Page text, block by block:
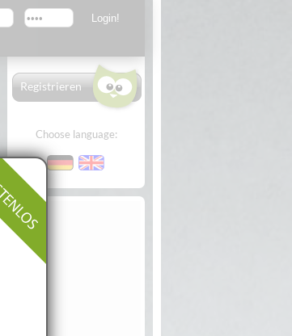
Registrieren
Choose language: